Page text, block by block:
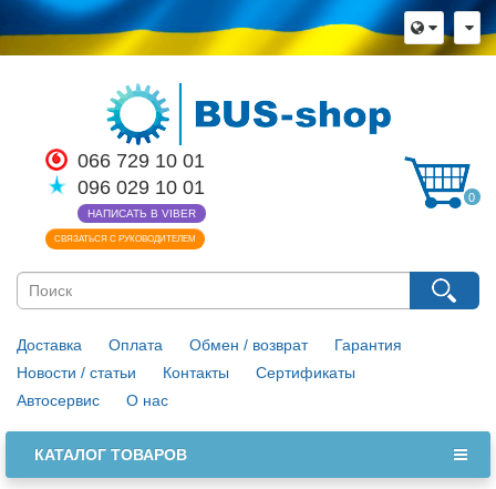
066 729 10 01
096 029 10 01
НАПИСАТЬ В VIBER
СВЯЗАТЬСЯ С РУКОВОДИТЕЛЕМ
0
Доставка Оплата Обмен / возврат
Гарантия
Новости / статьи
Контакты
Сертификаты
Автосервис
О нас
КАТАЛОГ ТОВАРОВ